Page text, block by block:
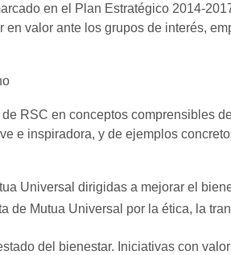
en el Plan Estratégico 2014-
valor ante los grupos de interés,
RSC en conceptos comprensibles
e inspiradora, y de ejemplos
Universal dirigidas a mejorar el
de Mutua Universal por la ética, la
del bienestar. Iniciativas con